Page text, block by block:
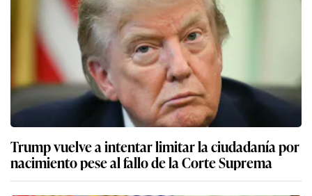
Trump vuelve a intentar limitar la ciudadanía por
nacimiento pese al fallo de la Corte Suprema